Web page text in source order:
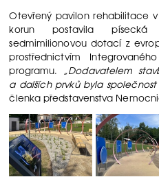
Otevřený pavilon rehabilitace
korun postavila
sedmimilionovou dotací z
prostřednictvím
programu. „Dodavatelem
a dalších prvků byla
členka představenstva